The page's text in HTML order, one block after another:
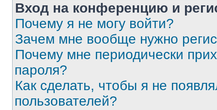
Вход на конференцию и
Почему я не могу войти?
Зачем мне вообще нужно
Почему мне периодически
пароля?
Как сделать, чтобы я не
пользователей?